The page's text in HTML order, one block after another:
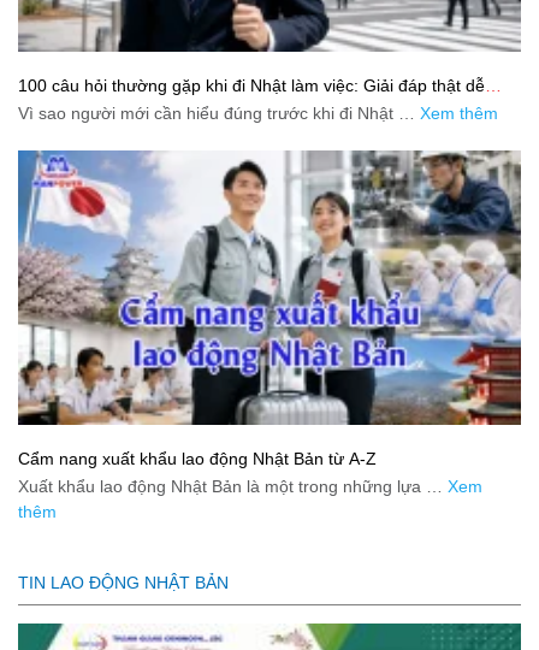
100 câu hỏi thường gặp khi đi Nhật làm việc: Giải đáp thật dễ
hiểu cho người mới bắt đầu
Vì sao người mới cần hiểu đúng trước khi đi Nhật … Xem thêm
Cẩm nang xuất khẩu lao động Nhật Bản từ A-Z
Xuất khẩu lao động Nhật Bản là một trong những lựa … Xem
thêm
TIN LAO ĐỘNG NHẬT BẢN